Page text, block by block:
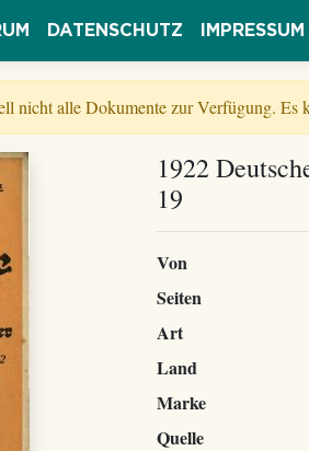
DATENSCHUTZ IMPRESSUM
nicht alle Dokumente zur Verfügung.
1922
19
Von
Seiten
Art
Land
Marke
Quelle